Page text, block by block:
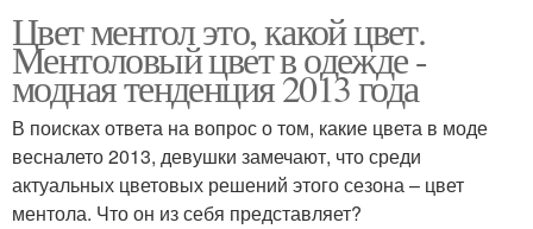
Цвет ментол это, какой цвет.
Ментоловый цвет в одежде -
модная тенденция 2013 года
В поисках ответа на вопрос о том, какие цвета в моде
весналето 2013, девушки замечают, что среди
актуальных цветовых решений этого сезона – цвет
ментола. Что он из себя представляет?